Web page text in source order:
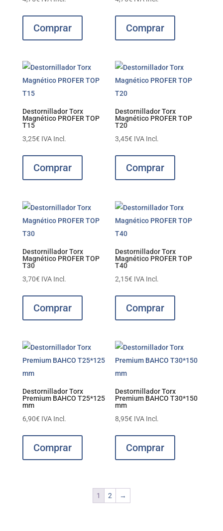
Comprar Comprar
Destornillador Torx
Magnético PROFER TOP
T15
3,25€ IVA Incl.
Comprar
Destornillador Torx
Magnético PROFER TOP
T20
3,45€ IVA Incl.
Comprar
Destornillador Torx
Magnético PROFER TOP
T30
3,70€ IVA Incl.
Comprar
Destornillador Torx
Magnético PROFER TOP
T40
2,15€ IVA Incl.
Comprar
Destornillador Torx
Premium BAHCO T25*125
mm
6,90€ IVA Incl.
Comprar
Destornillador Torx
Premium BAHCO T30*150
mm
8,95€ IVA Incl.
Comprar
1 2 →